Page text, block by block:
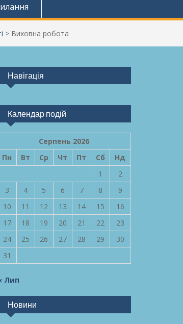
> Виховна робота
Навігація
Календар подій
Серпень 2026
Пн
Вт Ср Чт Пт Сб
Нд
1
2
3
4 5 6 7 8
9
10
11 12 13 14 15
16
17
18 19 20 21 22
23
24
25 26 27 28 29
30
31
Лип
Новини